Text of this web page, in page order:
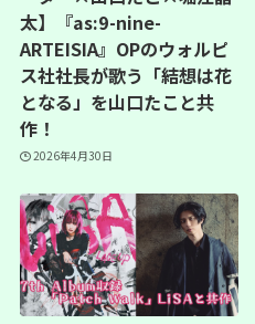
太】『as:9-nine-
ARTEISIA』OPのウォルピ
ス社社長が歌う「結想は花
となる」を山口たこと共
作！
2026年4月30日